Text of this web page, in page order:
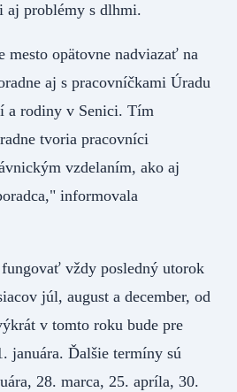
aj problémy s dlhmi.
mesto opätovne nadviazať na
aj s pracovníčkami Úradu
a rodiny v Senici. Tím
tvoria pracovníci
vzdelaním, ako aj
informovala
fungovať vždy posledný utorok
júl, august a december, od
v tomto roku bude pre
januára. Ďalšie termíny sú
28. marca, 25. apríla, 30.